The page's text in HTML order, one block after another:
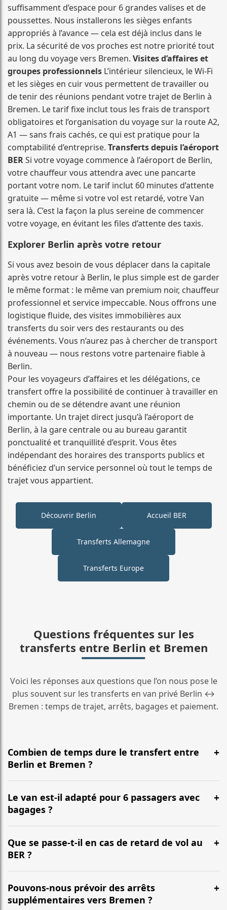
suffisamment d’espace pour 6 grandes valises et de
poussettes. Nous installerons les sièges enfants
appropriés à l’avance — cela est déjà inclus dans le
prix. La sécurité de vos proches est notre priorité tout
au long du voyage vers Bremen. Visites d’affaires et
groupes professionnels L’intérieur silencieux, le Wi-Fi
et les sièges en cuir vous permettent de travailler ou
de tenir des réunions pendant votre trajet de Berlin à
Bremen. Le tarif fixe inclut tous les frais de transport
obligatoires et l’organisation du voyage sur la route A2,
A1 — sans frais cachés, ce qui est pratique pour la
comptabilité d’entreprise. Transferts depuis l’aéroport
BERSi votre voyage commence à l’aéroport de Berlin,
votre chauffeur vous attendra avec une pancarte
portant votre nom. Le tarif inclut 60 minutes d’attente
gratuite — même si votre vol est retardé, votre Van
sera là. C’est la façon la plus sereine de commencer
votre voyage, en évitant les files d’attente des taxis.
Explorer Berlin après votre retour
Si vous avez besoin de vous déplacer dans la capitale
après votre retour à Berlin, le plus simple est de garder
le même format : le même van premium noir, chauffeur
professionnel et service impeccable. Nous offrons une
logistique fluide, des visites immobilières aux
transferts du soir vers des restaurants ou des
événements. Vous n’aurez pas à chercher de transport
à nouveau — nous restons votre partenaire fiable à
Berlin.
Pour les voyageurs d’affaires et les délégations, ce
transfert offre la possibilité de continuer à travailler en
chemin ou de se détendre avant une réunion
importante. Un trajet direct jusqu’à l’aéroport de
Berlin, à la gare centrale ou au bureau garantit
ponctualité et tranquillité d’esprit. Vous êtes
indépendant des horaires des transports publics et
bénéficiez d’un service personnel où tout le temps de
trajet vous appartient.
Découvrir Berlin Accueil BER
Transferts Allemagne
Transferts Europe
Questions fréquentes sur les
transferts entre Berlin et Bremen
Voici les réponses aux questions que l’on nous pose le
plus souvent sur les transferts en van privé Berlin ↔
Bremen : temps de trajet, arrêts, bagages et paiement.
Combien de temps dure le transfert entre
Berlin et Bremen ?
En général, la durée est d’environ 3 Std. 50 Min. pour
une distance d’environ 366 km. L’itinéraire emprunte le
plus souvent l’autoroute et peut varier selon le trafic.
Le van est-il adapté pour 6 passagers avec
bagages ?
Oui. Nos vans (Mercedes Classe V, VW Multivan) sont
conçus pour accueillir confortablement jusqu’à 6
passagers, avec une capacité habituelle de 6 à 7
Que se passe-t-il en cas de retard de vol au
BER ?
Nous suivons votre vol en temps réel. Votre chauffeur
ajuste l’heure de prise en charge, sans frais
supplémentaires pour les retards habituels.
Pouvons-nous prévoir des arrêts
supplémentaires vers Bremen ?